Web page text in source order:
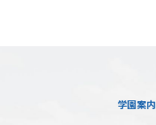
学園案内